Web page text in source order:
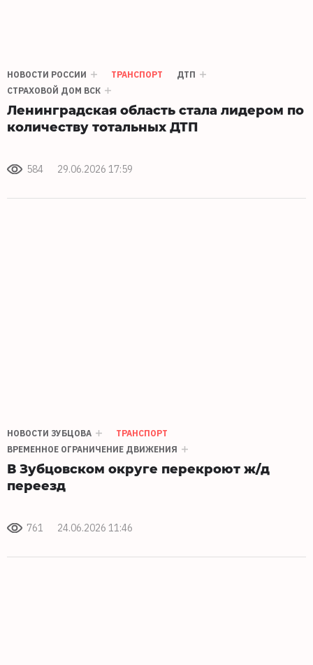
НОВОСТИ РОССИИ ТРАНСПОРТ
ДТП
СТРАХОВОЙ ДОМ ВСК
Ленинградская область стала лидером по
количеству тотальных ДТП
584 29.06.2026 17:59
НОВОСТИ ЗУБЦОВА
ТРАНСПОРТ
ВРЕМЕННОЕ ОГРАНИЧЕНИЕ ДВИЖЕНИЯ
В Зубцовском округе перекроют ж/д
переезд
761 24.06.2026 11:46